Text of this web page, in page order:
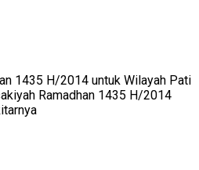
1435 H/2014 untuk Wilayah Pati
Ramadhan 1435 H/2014